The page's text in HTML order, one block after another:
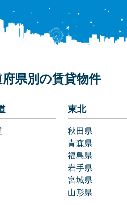
県別の賃貸物件
東北
秋田県
青森県
福島県
岩手県
宮城県
山形県